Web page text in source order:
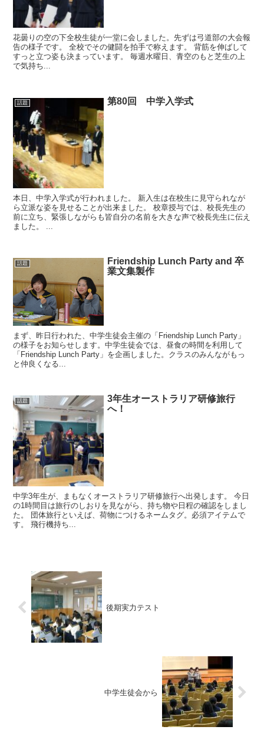
花曇りの空の下全校生徒が一堂に会しました。先ずは弓道部の大会報
告の様子です。 全校でその健闘を拍手で称えます。 背筋を伸ばして
すっと立つ姿も決まっています。 毎週水曜日、青空のもと芝生の上
で気持ち...
話題 第80回 中学入学式
本日、中学入学式が行われました。 新入生は在校生に見守られなが
ら立派な姿を見せることが出来ました。 校章授与では、校長先生の
前に立ち、緊張しながらも皆自分の名前を大きな声で校長先生に伝え
ました。 ...
話題
Friendship Lunch Party and 卒
業文集製作
まず、昨日行われた、中学生徒会主催の「Friendship Lunch Party」
の様子をお知らせします。中学生徒会では、昼食の時間を利用して
「Friendship Lunch Party」を企画しました。クラスのみんながもっ
と仲良くなる...
話題
3年生オーストラリア研修旅行
へ！
中学3年生が、まもなくオーストラリア研修旅行へ出発します。 今日
の1時間目は旅行のしおりを見ながら、持ち物や日程の確認をしまし
た。 団体旅行といえば、荷物につけるネームタグ。必須アイテムで
す。 飛行機持ち...
後期実力テスト
中学生徒会から